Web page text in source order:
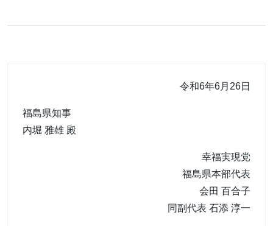
令和6年6月26日
福島県知事
内堀 雅雄 殿
幸福実現党
福島県本部代表
会田 百合子
同副代表 石添 淳一